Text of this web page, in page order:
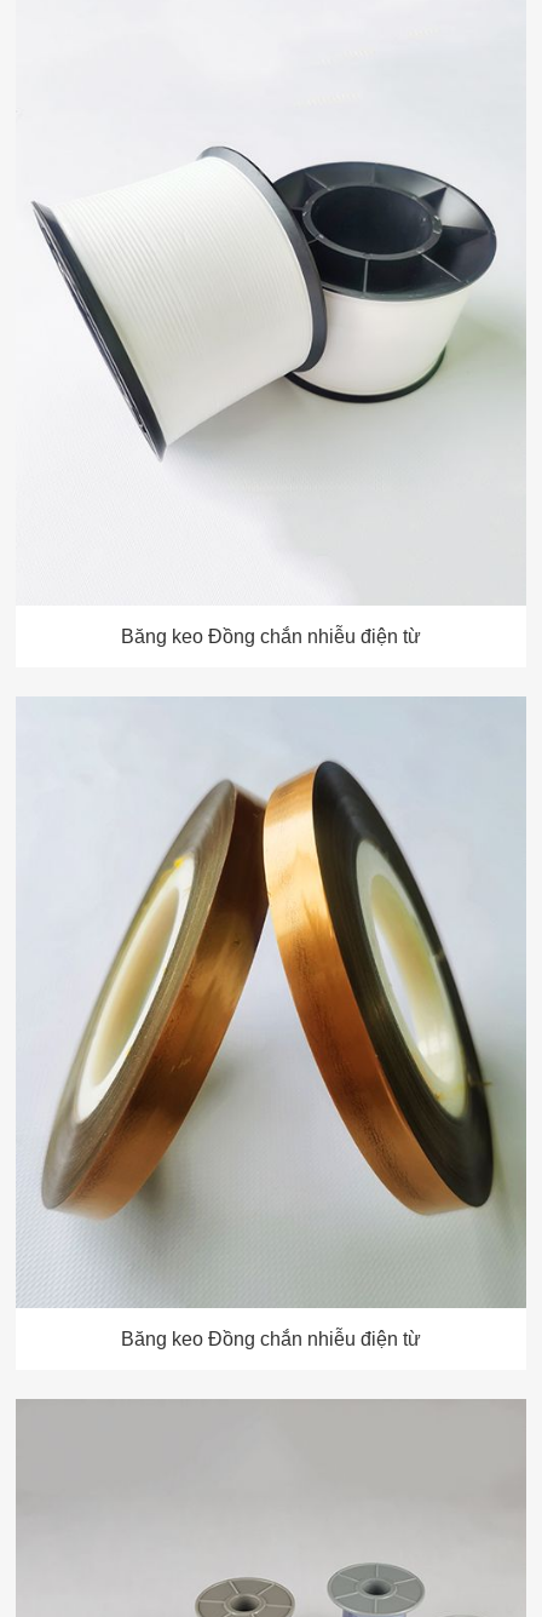
Băng keo Đồng chắn nhiễu điện từ
Băng keo Đồng chắn nhiễu điện từ